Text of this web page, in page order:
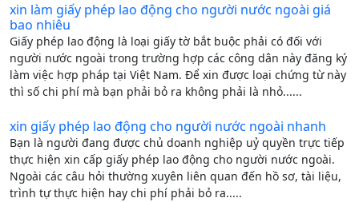
xin làm giấy phép lao động cho người nước ngoài giá
bao nhiêu
Giấy phép lao động là loại giấy tờ bắt buộc phải có đối với
người nước ngoài trong trường hợp các công dân này đăng ký
làm việc hợp pháp tại Việt Nam. Để xin được loại chứng từ này
thì số chi phí mà bạn phải bỏ ra không phải là nhỏ......
xin giấy phép lao động cho người nước ngoài nhanh
Bạn là người đang được chủ doanh nghiệp uỷ quyền trực tiếp
thực hiện xin cấp giấy phép lao động cho người nước ngoài.
Ngoài các câu hỏi thường xuyên liên quan đến hồ sơ, tài liệu,
trình tự thực hiện hay chi phí phải bỏ ra.....